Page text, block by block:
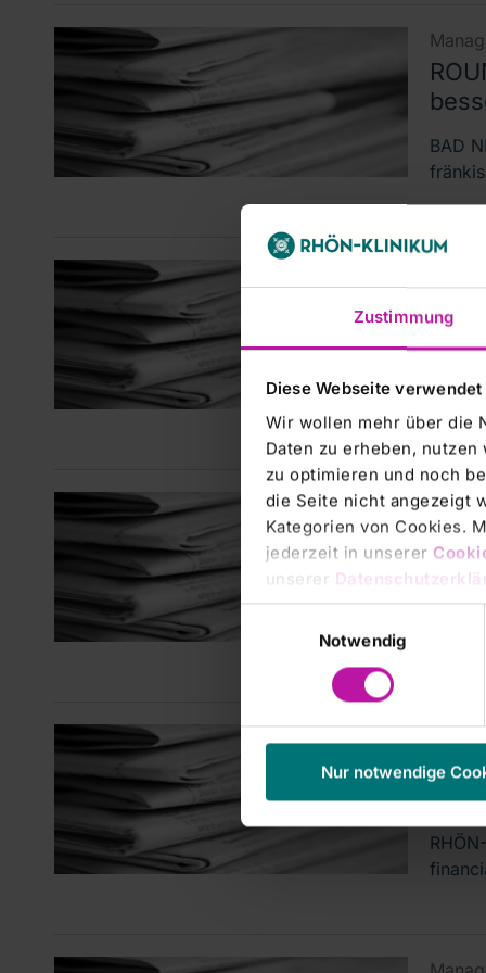
Zustimmung
Diese Webseite
Wir wollen mehr über die
Daten zu erheben,
zu optimieren und noch
die Seite nicht angezeigt
Kategorien von Cookies.
jederzeit in unserer
unserer
Notwendig
Nur notwendige
BAD
BAD
für